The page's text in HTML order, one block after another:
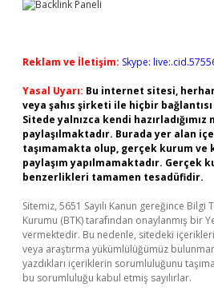
Reklam ve İletişim: Skype:
Yasal Uyarı: Bu internet sitesi,
veya şahıs şirketi ile hiçbir
Sitede yalnızca kendi
paylaşılmaktadır. Burada yer alan
taşımamakta olup, gerçek kurum ve
paylaşım yapılmamaktadır. Gerçek
benzerlikleri tamamen tesadüfidir.
Sitemiz, 5651 Sayılı Kanun gereğince
Kurumu (BTK) tarafından onaylanmış bir
vermektedir. Bu nedenle, sitedeki
veya araştırma yükümlülüğümüz
yazdıkları içeriklerin sorumluluğunu
bu sorumluluğu kabul etmiş sayılırlar.